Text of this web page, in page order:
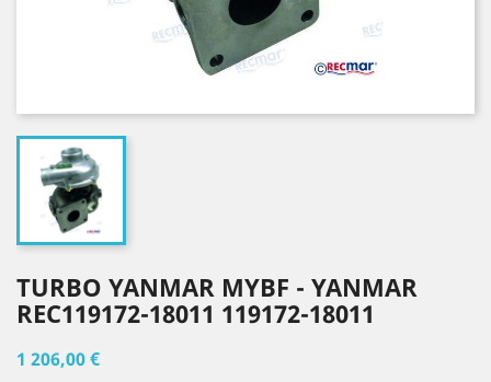
TURBO YANMAR MYBF - YANMAR
REC119172-18011 119172-18011
1 206,00 €